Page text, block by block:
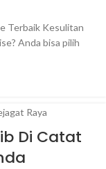
Terbaik Kesulitan
Anda bisa pilih
Di Catat